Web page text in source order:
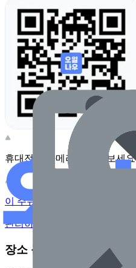
휴대전화 카메라로 찍어보세요
이 주유소의 사장님이신가요?
관리하기
장소 근처 주유소